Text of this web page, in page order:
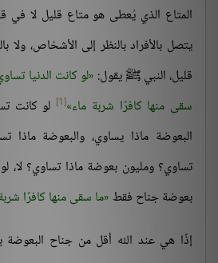
المتاع الذي يُعطى هو متاع قليل لا في
يتصل بالأفراد بالنظر إلى الأشخاص، ولا
قليل، النبي ﷺ يقول: لو كانت الدنيا
سقى منها كافرًا شربة ماء [1]
لو كانت
البعوضة ماذا يساوي، والبعوضة ماذا
تساوي؟ ومليون بعوضة ماذا تساوي؟ لا،
بعوضة جناح فقط ما سقى منها كافرًا
إذًا هي عند الله أقل من جناح البعوضة